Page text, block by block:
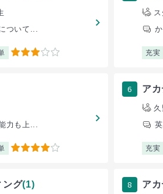
ついて...
3 充実
力も上...
4
6 ア
充実
ング(1) 8 ア